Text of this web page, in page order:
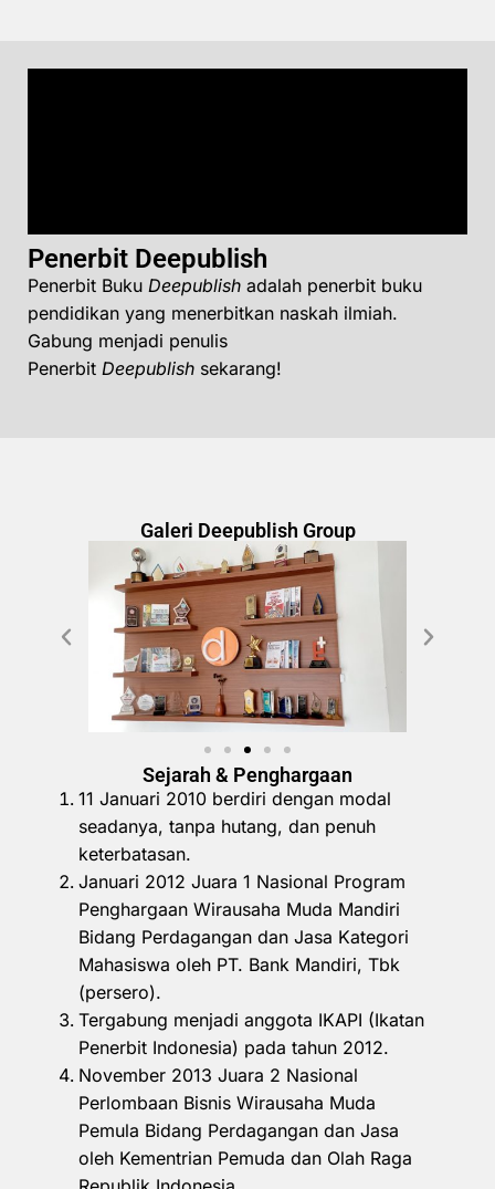
Penerbit Deepublish
Penerbit Buku Deepublish adalah penerbit buku
pendidikan yang menerbitkan naskah ilmiah.
Gabung menjadi penulis
Penerbit Deepublish sekarang!
Galeri Deepublish Group
Sejarah & Penghargaan
11 Januari 2010 berdiri dengan modal
seadanya, tanpa hutang, dan penuh
keterbatasan.
Januari 2012 Juara 1 Nasional Program
Penghargaan Wirausaha Muda Mandiri
Bidang Perdagangan dan Jasa Kategori
Mahasiswa oleh PT. Bank Mandiri, Tbk
(persero).
Tergabung menjadi anggota IKAPI (Ikatan
Penerbit Indonesia) pada tahun 2012.
November 2013 Juara 2 Nasional
Perlombaan Bisnis Wirausaha Muda
Pemula Bidang Perdagangan dan Jasa
oleh Kementrian Pemuda dan Olah Raga